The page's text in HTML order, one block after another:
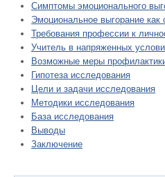
Симптомы эмоционального
Эмоциональное выгорание как
Требования профессии к
Учитель в напряженных
Возможные меры
Гипотеза исследования
Цели и задачи исследования
Методики исследования
База исследования
Выводы
Заключение